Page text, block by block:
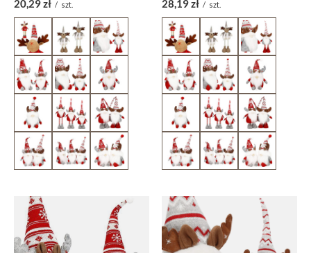
20,29 zł / szt. 28,19 zł / szt.